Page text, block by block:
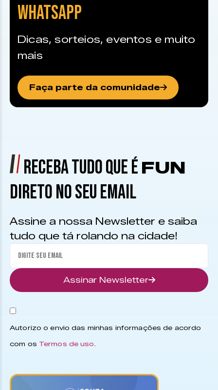
WHATSAPP
Dicas, sorteios, eventos e muito
mais
Faça parte da comunidade
RECEBA TUDO QUE É FUN
DIRETO NO SEU EMAIL
Assine a nossa Newsletter e saiba
tudo que tá rolando na cidade!
Assinar Newsletter
Autorizo o envio das minhas informações de acordo
com os Termos de uso